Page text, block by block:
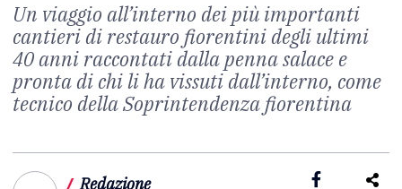
Un viaggio all’interno dei più importanti
cantieri di restauro fiorentini degli ultimi
40 anni raccontati dalla penna salace e
pronta di chi li ha vissuti dall’interno, come
tecnico della Soprintendenza fiorentina
/ Redazione